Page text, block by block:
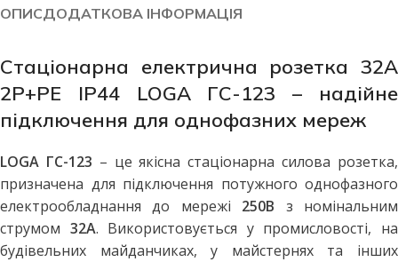
ОПИСДОДАТКОВА ІНФОРМАЦІЯ
Стаціонарна електрична розетка 32А
2Р+PE IP44 LOGA ГС-123 – надійне
підключення для однофазних мереж
LOGA ГС-123 – це якісна стаціонарна силова розетка,
призначена для підключення потужного однофазного
електрообладнання до мережі 250В з номінальним
струмом 32А. Використовується у промисловості, на
будівельних майданчиках, у майстернях та інших